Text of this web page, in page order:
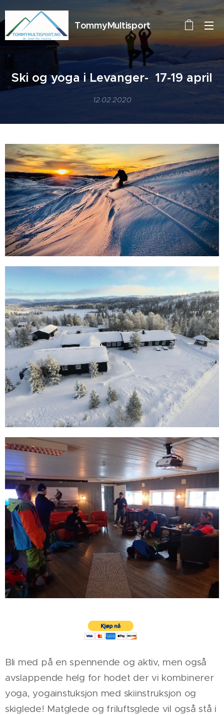
TommyMultisport
Ski og yoga i Levanger- 17-19 april
12.02.2020
Bli med på en spennende og aktiv, men også
avslappende helg for hodet der vi kombinerer
yoga, yogainstuksjon med skiinstruksjon og
skiglede! Matglede og friluftsglede vil også stå i